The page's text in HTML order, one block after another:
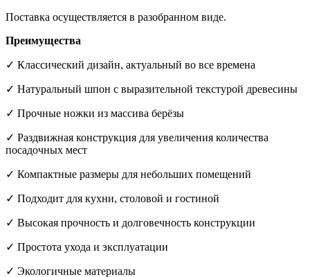
Поставка осуществляется в разобранном виде.
Преимущества
✓ Классический дизайн, актуальный во все времена
✓ Натуральный шпон с выразительной текстурой древесины
✓ Прочные ножки из массива берёзы
✓ Раздвижная конструкция для увеличения количества
посадочных мест
✓ Компактные размеры для небольших помещений
✓ Подходит для кухни, столовой и гостиной
✓ Высокая прочность и долговечность конструкции
✓ Простота ухода и эксплуатации
✓ Экологичные материалы